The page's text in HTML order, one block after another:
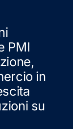
PMI
in
su